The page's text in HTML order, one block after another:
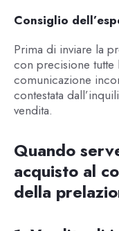
Consiglio
Prima di inviare la
con precisione
comunicazione
contestata
vendita.
Quando
acquisto al
della